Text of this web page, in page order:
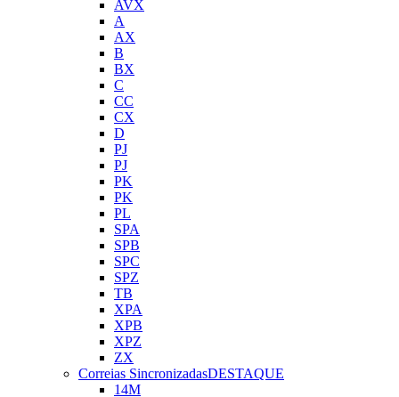
AVX
A
AX
B
BX
C
CC
CX
D
PJ
PJ
PK
PK
PL
SPA
SPB
SPC
SPZ
TB
XPA
XPB
XPZ
ZX
Correias SincronizadasDESTAQUE
14M